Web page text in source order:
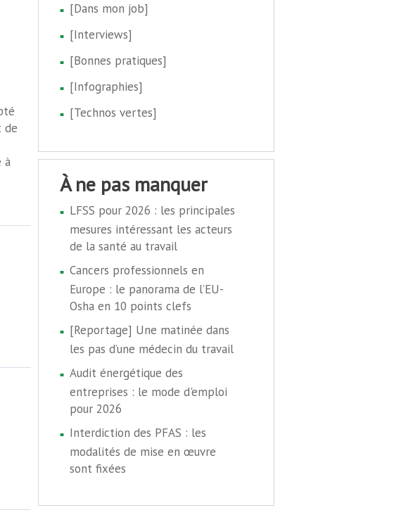
de
à
[Dans mon job]
[Interviews]
[Bonnes pratiques]
[Infographies]
[Technos vertes]
à ne pas manquer
LFSS pour 2026 : les principales
mesures intéressant les acteurs
de la santé au travail
Cancers professionnels en
Europe : le panorama de l’EU-
Osha en 10 points clefs
[Reportage] Une matinée dans
les pas d’une médecin du travail
Audit énergétique des
entreprises : le mode d'emploi
pour 2026
Interdiction des PFAS : les
modalités de mise en œuvre
sont fixées